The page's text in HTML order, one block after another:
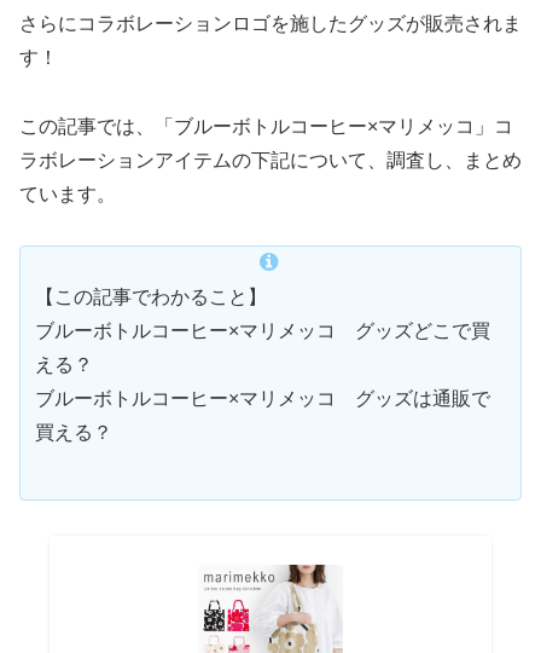
さらにコラボレーションロゴを施したグッズが販売されま
す！
この記事では、「ブルーボトルコーヒー×マリメッコ」コ
ラボレーションアイテムの下記について、調査し、まとめ
ています。
【この記事でわかること】
ブルーボトルコーヒー×マリメッコ グッズどこで買
える？
ブルーボトルコーヒー×マリメッコ グッズは通販で
買える？